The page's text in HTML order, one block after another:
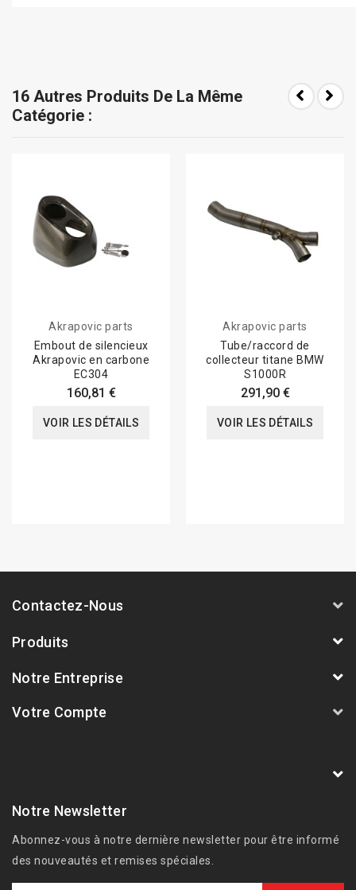
16 Autres Produits De La Même
Catégorie :
Akrapovic parts
Embout de silencieux
Akrapovic en carbone
EC304
160,81 €
VOIR LES DÉTAILS
Akrapovic parts
Tube/raccord de
collecteur titane BMW
S1000R
291,90 €
VOIR LES DÉTAILS
Contactez-Nous
Produits
Notre Entreprise
Votre Compte
Notre Newsletter
Abonnez-vous à notre dernière newsletter pour être informé
des nouveautés et remises spéciales.